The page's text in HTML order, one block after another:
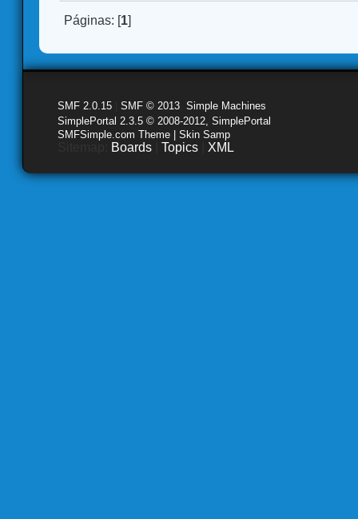
Páginas: [1]
SMF 2.0.15 SMF © 2013 Simple Machines
SimplePortal 2.3.5 © 2008-2012, SimplePortal
SMFSimple.com Theme | Skin Samp
Boards Topics XML